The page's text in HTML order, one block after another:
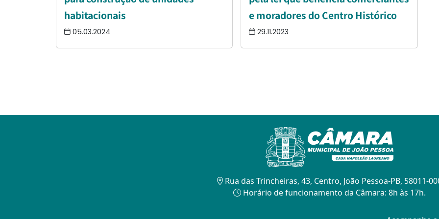
habitacionais
05.03.2024
e moradores do Centro Histórico
29.11.2023
Rua das Trincheiras, 43, Centro, João Pessoa-PB, 58011-
Horário de funcionamento da Câmara: 8h às 17h.